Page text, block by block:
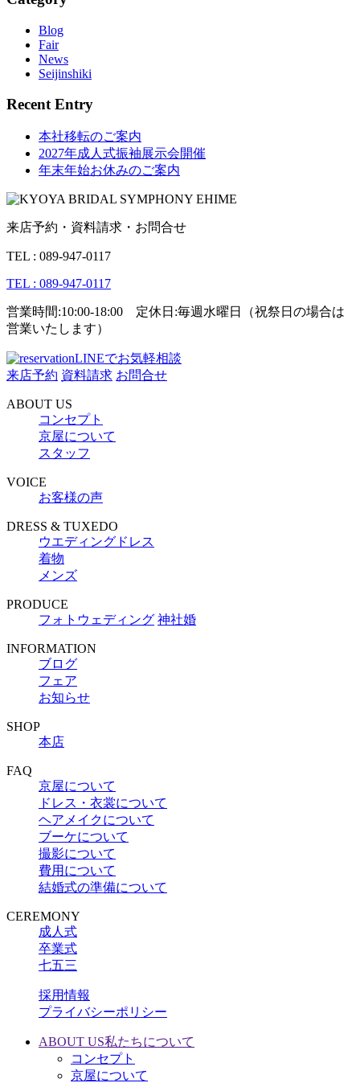
Blog
Fair
News
Seijinshiki
Recent Entry
本社移転のご案内
2027年成人式振袖展示会開催
年末年始お休みのご案内
来店予約・資料請求・お問合せ
TEL : 089-947-0117
TEL : 089-947-0117
営業時間:10:00-18:00 定休日:毎週水曜日（祝祭日の場合は
営業いたします）
LINEでお気軽相談
来店予約 資料請求 お問合せ
ABOUT US
コンセプト
京屋について
スタッフ
VOICE
お客様の声
DRESS & TUXEDO
ウエディングドレス
着物
メンズ
PRODUCE
フォトウェディング 神社婚
INFORMATION
ブログ
フェア
お知らせ
SHOP
本店
FAQ
京屋について
ドレス・衣裳について
ヘアメイクについて
ブーケについて
撮影について
費用について
結婚式の準備について
CEREMONY
成人式
卒業式
七五三
採用情報
プライバシーポリシー
ABOUT US私たちについて
コンセプト
京屋について